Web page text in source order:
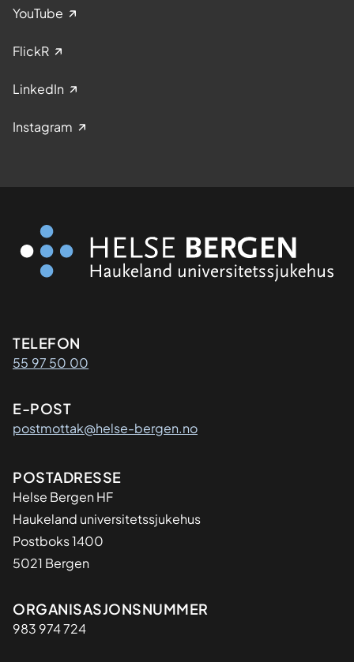
YouTube
FlickR
LinkedIn
Instagram
Kontaktinformasjon
TELEFON
55 97 50 00
E-POST
postmottak@helse-bergen.no
Adresse
POSTADRESSE
Helse Bergen HF
Haukeland universitetssjukehus
Postboks 1400
5021 Bergen
Organisasjon
ORGANISASJONSNUMMER
983 974 724